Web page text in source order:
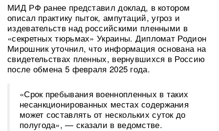
МИД РФ ранее представил доклад, в котором
описал практику пыток, ампутаций, угроз и
издевательств над российскими пленными в
«секретных тюрьмах» Украины. Дипломат Родион
Мирошник уточнил, что информация основана на
свидетельствах пленных, вернувшихся в Россию
после обмена 5 февраля 2025 года.
«Срок пребывания военнопленных в таких
несанкционированных местах содержания
может составлять от нескольких суток до
полугода», — сказали в ведомстве.